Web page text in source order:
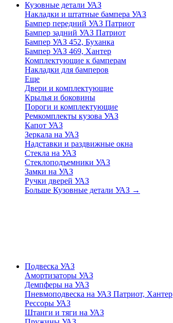
Кузовные детали УАЗ
Накладки и штатные бампера УАЗ
Бампер передний УАЗ Патриот
Бампер задний УАЗ Патриот
Бампер УАЗ 452, Буханка
Бампер УАЗ 469, Хантер
Комплектующие к бамперам
Накладки для бамперов
Еще
Двери и комплектующие
Крылья и боковины
Пороги и комплектующие
Ремкомплекты кузова УАЗ
Капот УАЗ
Зеркала на УАЗ
Надставки и раздвижные окна
Стекла на УАЗ
Стеклоподъемники УАЗ
Замки на УАЗ
Ручки дверей УАЗ
Больше Кузовные детали УАЗ →
Подвеска УАЗ
Амортизаторы УАЗ
Демпферы на УАЗ
Пневмоподвеска на УАЗ Патриот, Хантер
Рессоры УАЗ
Штанги и тяги на УАЗ